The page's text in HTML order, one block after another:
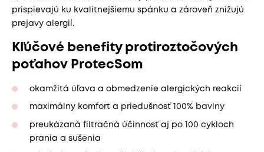
prispievajú ku kvalitnejšiemu spánku a zároveň znižujú
prejavy alergií.
Kľúčové benefity protiroztočových
poťahov ProtecSom
okamžitá úľava a obmedzenie alergických reakcií
maximálny komfort a priedušnosť 100% bavlny
preukázaná filtračná účinnosť aj po 100 cykloch
prania a sušenia